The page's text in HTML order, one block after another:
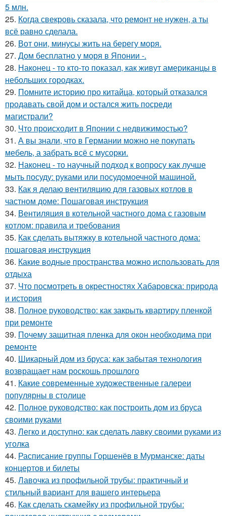
5 млн.
25. Когда свекровь сказала, что ремонт не нужен, а ты
всё равно сделала.
26. Вот они, минусы жить на берегу моря.
27. Дом бесплатно у моря в Японии -.
28. Наконец - то кто-то показал, как живут американцы в
небольших городках.
29. Помните историю про китайца, который отказался
продавать свой дом и остался жить посреди
магистрали?
30. Что происходит в Японии с недвижимостью?
31. А вы знали, что в Германии можно не покупать
мебель, а забрать всё с мусорки.
32. Наконец - то научный подход к вопросу как лучше
мыть посуду: руками или посудомоечной машиной.
33. Как я делаю вентиляцию для газовых котлов в
частном доме: Пошаговая инструкция
34. Вентиляция в котельной частного дома с газовым
котлом: правила и требования
35. Как сделать вытяжку в котельной частного дома:
пошаговая инструкция
36. Какие водные пространства можно использовать для
отдыха
37. Что посмотреть в окрестностях Хабаровска: природа
и история
38. Полное руководство: как закрыть квартиру пленкой
при ремонте
39. Почему защитная пленка для окон необходима при
ремонте
40. Шикарный дом из бруса: как забытая технология
возвращает нам роскошь прошлого
41. Какие современные художественные галереи
популярны в столице
42. Полное руководство: как построить дом из бруса
своими руками
43. Легко и доступно: как сделать лавку своими руками из
уголка
44. Расписание группы Горшенёв в Мурманске: даты
концертов и билеты
45. Лавочка из профильной трубы: практичный и
стильный вариант для вашего интерьера
46. Как сделать скамейку из профильной трубы: